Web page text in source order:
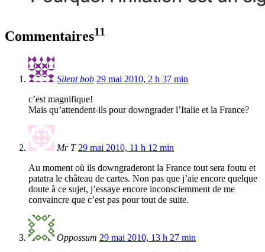
Commentaires11
Silent bob 29 mai 2010, 2 h 37 min
c’est magnifique!
Mais qu’attendent-ils pour downgrader l’Italie et la France?
Mr T 29 mai 2010, 11 h 12 min
Au moment où ils downgraderont la France tout sera foutu et
patatra le château de cartes. Non pas que j’aie encore quelque
doute à ce sujet, j’essaye encore inconsciemment de me
convaincre que c’est pas pour tout de suite.
Oppossum 29 mai 2010, 13 h 27 min